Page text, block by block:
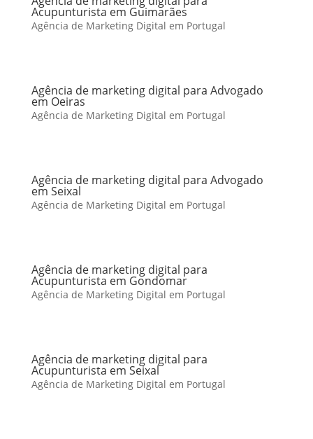
Acupunturista em Guimarães
Agência de Marketing Digital em Portugal
Agência de marketing digital para Advogado
em Oeiras
Agência de Marketing Digital em Portugal
Agência de marketing digital para Advogado
em Seixal
Agência de Marketing Digital em Portugal
Agência de marketing digital para
Acupunturista em Gondomar
Agência de Marketing Digital em Portugal
Agência de marketing digital para
Acupunturista em Seixal
Agência de Marketing Digital em Portugal